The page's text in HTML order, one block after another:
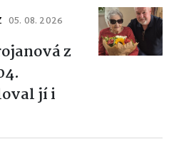
05. 08. 2026
z
jí i